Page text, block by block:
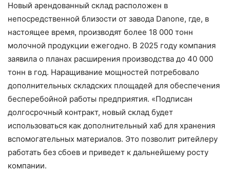
Новый арендованный склад расположен в
непосредственной близости от завода Danone, где, в
настоящее время, производят более 18 000 тонн
молочной продукции ежегодно. ​В 2025 году компания
заявила о планах расширения производства до 40 000
тонн в год. Наращивание мощностей потребовало
дополнительных складских площадей для обеспечения
бесперебойной работы предприятия.​ «Подписан
долгосрочный контракт, новый склад будет
использоваться как дополнительный хаб для хранения
вспомогательных материалов. Это позволит ритейлеру
работать без сбоев и приведет к дальнейшему росту
компании.